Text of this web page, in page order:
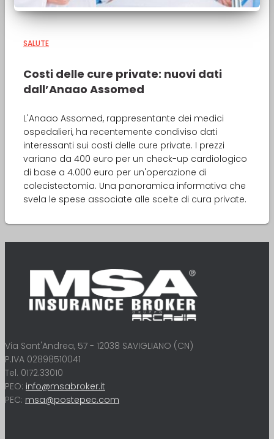
SALUTE
Costi delle cure private: nuovi dati
dall’Anaao Assomed
L'Anaao Assomed, rappresentante dei medici
ospedalieri, ha recentemente condiviso dati
interessanti sui costi delle cure private. I prezzi
variano da 400 euro per un check-up cardiologico
di base a 4.000 euro per un'operazione di
colecistectomia. Una panoramica informativa che
svela le spese associate alle scelte di cura private.
Via Sant'Andrea, 57 - 12038 SAVIGLIANO (CN)
P.IVA 02898510041
Tel. 0172.33010
PEO: info@msabroker.it
PEC: msa@postepec.com